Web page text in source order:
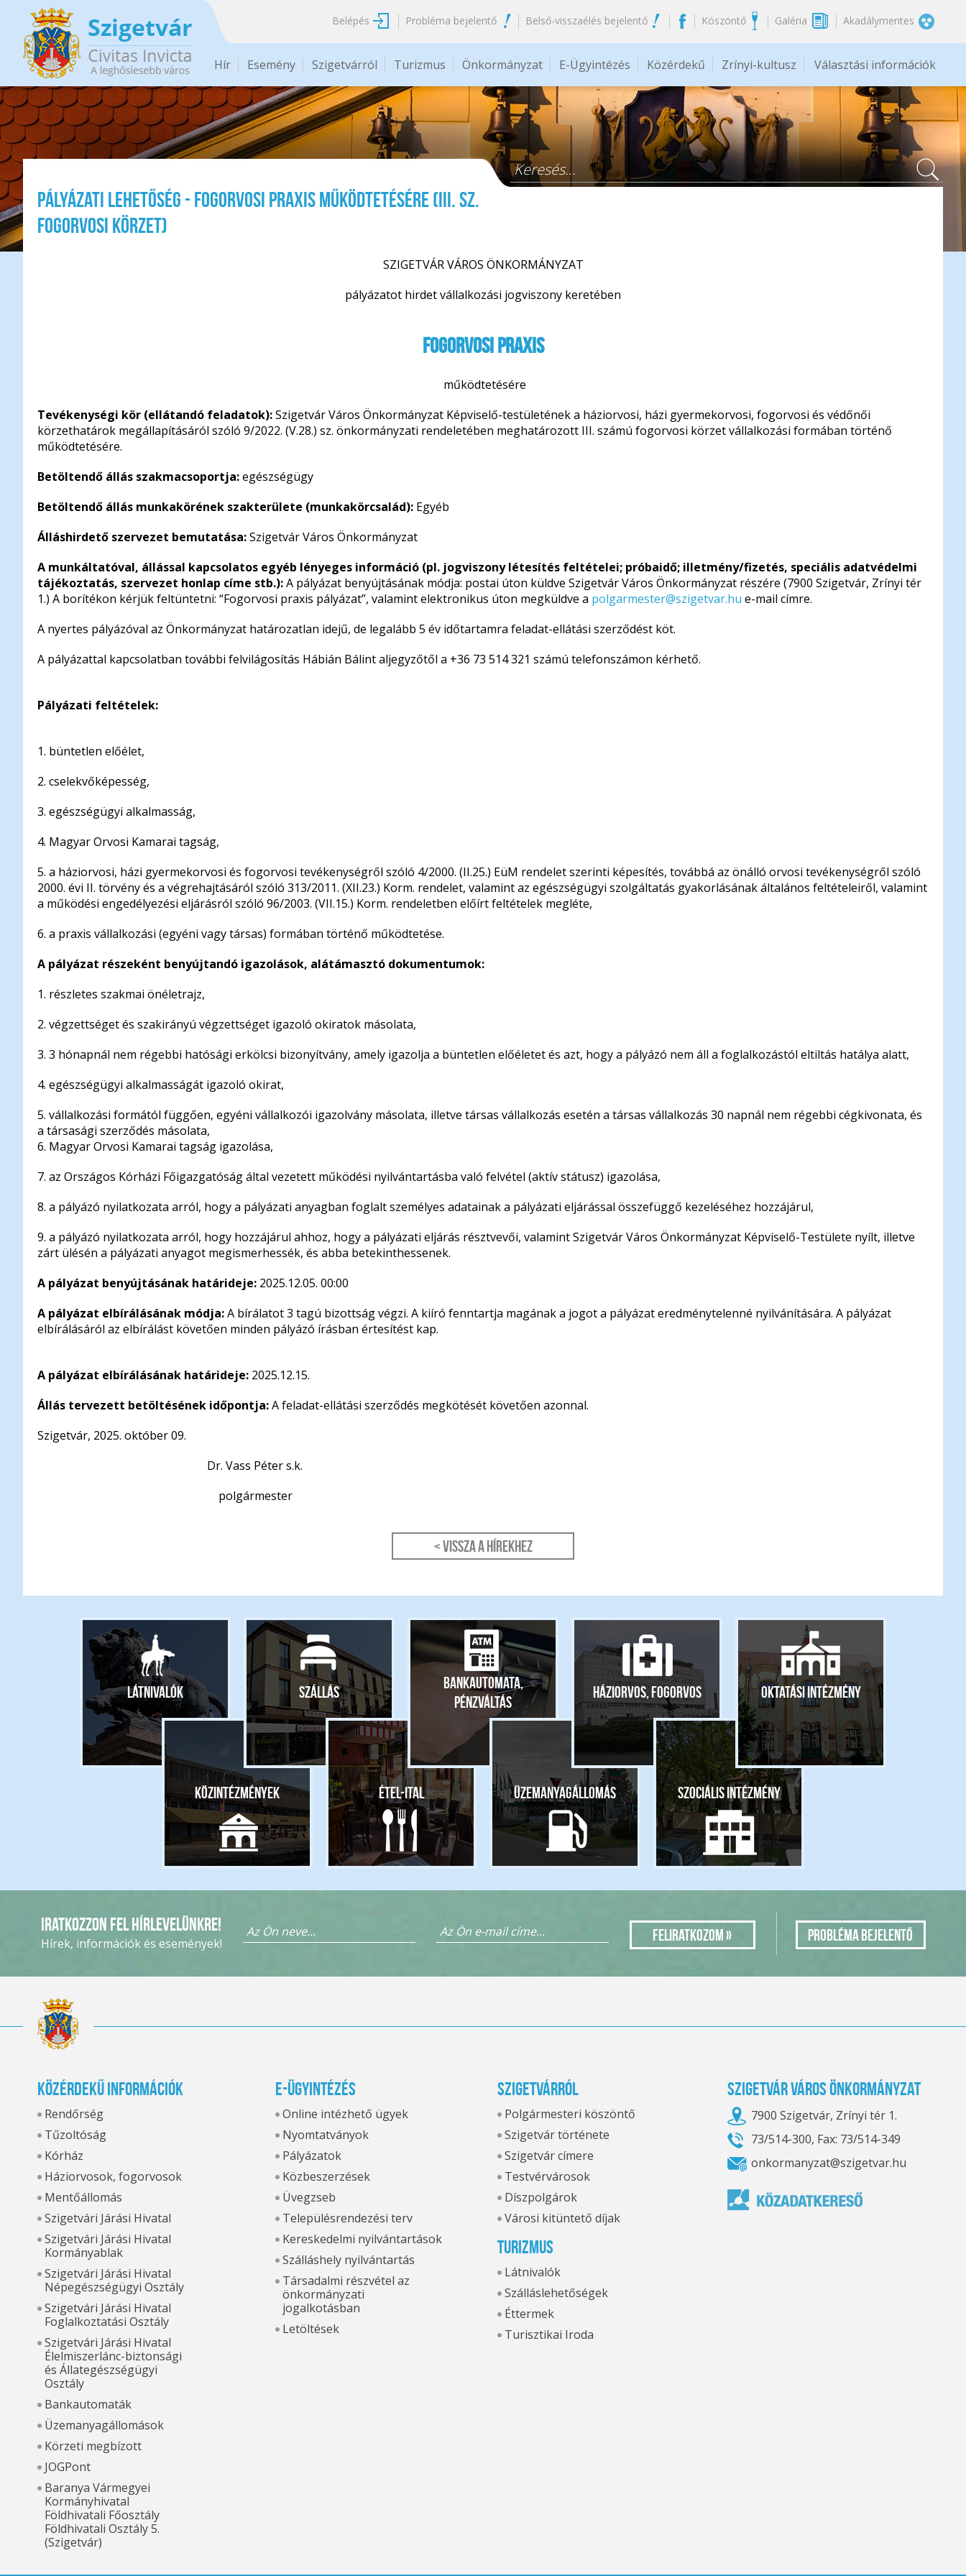
Ugrás a tartalomra
Belépés Probléma bejelentő Belső-visszaélés bejelentő Köszöntő Galéria Akadálymentes
Hír Esemény Szigetvárról Turizmus Önkormányzat E-Ügyintézés Közérdekű Zrínyi-kultusz Választási információk
Keresés űrlap
Pályázati lehetőség - fogorvosi praxis működtetésére (III. sz.
fogorvosi körzet)
SZIGETVÁR VÁROS ÖNKORMÁNYZAT
pályázatot hirdet vállalkozási jogviszony keretében
fogorvosi praxis
működtetésére
Tevékenységi kör (ellátandó feladatok):Szigetvár Város Önkormányzat Képviselő-testületének a háziorvosi, házi gyermekorvosi, fogorvosi és védőnői
körzethatárok megállapításáról szóló 9/2022. (V.28.) sz. önkormányzati rendeletében meghatározott III. számú fogorvosi körzet vállalkozási formában történő
működtetésére.
Betöltendő állás szakmacsoportja:egészségügy
Betöltendő állás munkakörének szakterülete (munkakörcsalád): Egyéb
Álláshirdető szervezet bemutatása:Szigetvár Város Önkormányzat
A munkáltatóval, állással kapcsolatos egyéb lényeges információ (pl. jogviszony létesítés feltételei; próbaidő; illetmény/fizetés, speciális adatvédelmi
tájékoztatás, szervezet honlap címe stb.):A pályázat benyújtásának módja: postai úton küldve Szigetvár Város Önkormányzat részére (7900 Szigetvár, Zrínyi tér
1.) A borítékon kérjük feltüntetni: “Fogorvosi praxis pályázat”, valamint elektronikus úton megküldve a polgarmester@szigetvar.hu e-mail címre.
A nyertes pályázóval az Önkormányzat határozatlan idejű, de legalább 5 év időtartamra feladat-ellátási szerződést köt.
A pályázattal kapcsolatban további felvilágosítás Hábián Bálint aljegyzőtől a +36 73 514 321 számú telefonszámon kérhető.
Pályázati feltételek:
1. büntetlen előélet,
2. cselekvőképesség,
3. egészségügyi alkalmasság,
4. Magyar Orvosi Kamarai tagság,
5. a háziorvosi, házi gyermekorvosi és fogorvosi tevékenységről szóló 4/2000. (II.25.) EüM rendelet szerinti képesítés, továbbá az önálló orvosi tevékenységről szóló
2000. évi II. törvény és a végrehajtásáról szóló 313/2011. (XII.23.) Korm. rendelet, valamint az egészségügyi szolgáltatás gyakorlásának általános feltételeiről, valamint
a működési engedélyezési eljárásról szóló 96/2003. (VII.15.) Korm. rendeletben előírt feltételek megléte,
6. a praxis vállalkozási (egyéni vagy társas) formában történő működtetése.
A pályázat részeként benyújtandó igazolások, alátámasztó dokumentumok:
1. részletes szakmai önéletrajz,
2. végzettséget és szakirányú végzettséget igazoló okiratok másolata,
3. 3 hónapnál nem régebbi hatósági erkölcsi bizonyítvány, amely igazolja a büntetlen előéletet és azt, hogy a pályázó nem áll a foglalkozástól eltiltás hatálya alatt,
4. egészségügyi alkalmasságát igazoló okirat,
5. vállalkozási formától függően, egyéni vállalkozói igazolvány másolata, illetve társas vállalkozás esetén a társas vállalkozás 30 napnál nem régebbi cégkivonata, és
a társasági szerződés másolata,
6. Magyar Orvosi Kamarai tagság igazolása,
7. az Országos Kórházi Főigazgatóság által vezetett működési nyilvántartásba való felvétel (aktív státusz) igazolása,
8. a pályázó nyilatkozata arról, hogy a pályázati anyagban foglalt személyes adatainak a pályázati eljárással összefüggő kezeléséhez hozzájárul,
9. a pályázó nyilatkozata arról, hogy hozzájárul ahhoz, hogy a pályázati eljárás résztvevői, valamint Szigetvár Város Önkormányzat Képviselő-Testülete nyílt, illetve
zárt ülésén a pályázati anyagot megismerhessék, és abba betekinthessenek.
A pályázat benyújtásának határideje: 2025.12.05. 00:00
A pályázat elbírálásának módja:A bírálatot 3 tagú bizottság végzi. A kiíró fenntartja magának a jogot a pályázat eredménytelenné nyilvánítására. A pályázat
elbírálásáról az elbírálást követően minden pályázó írásban értesítést kap.
A pályázat elbírálásának határideje: 2025.12.15.
Állás tervezett betöltésének időpontja:A feladat-ellátási szerződés megkötését követően azonnal.
Szigetvár, 2025. október 09.
Dr. Vass Péter s.k.
polgármester
< Vissza a hírekhez
Látnivalók
Közintézmények
Szállás
Étel-ital
Bankautomata,
pénzváltás
Üzemanyagállomás
Háziorvos, fogorvos
Szociális intézmény
Oktatási intézmény
Iratkozzon fel hírlevelünkre!
Hírek, információk és események! Probléma bejelentő
Közérdekű információk
Rendőrség
Tűzoltóság
Kórház
Háziorvosok, fogorvosok
Mentőállomás
Szigetvári Járási Hivatal
Szigetvári Járási Hivatal
Kormányablak
Szigetvári Járási Hivatal
Népegészségügyi Osztály
Szigetvári Járási Hivatal
Foglalkoztatási Osztály
Szigetvári Járási Hivatal
Élelmiszerlánc-biztonsági
és Állategészségügyi
Osztály
Bankautomaták
Üzemanyagállomások
Körzeti megbízott
JOGPont
Baranya Vármegyei
Kormányhivatal
Földhivatali Főosztály
Földhivatali Osztály 5.
(Szigetvár)
E-ügyintézés
Online intézhető ügyek
Nyomtatványok
Pályázatok
Közbeszerzések
Üvegzseb
Településrendezési terv
Kereskedelmi nyilvántartások
Szálláshely nyilvántartás
Társadalmi részvétel az
önkormányzati
jogalkotásban
Letöltések
Szigetvárról
Polgármesteri köszöntő
Szigetvár története
Szigetvár címere
Testvérvárosok
Díszpolgárok
Városi kitüntető díjak
Turizmus
Látnivalók
Szálláslehetőségek
Éttermek
Turisztikai Iroda
Szigetvár Város Önkormányzat
7900 Szigetvár, Zrínyi tér 1.
73/514-300, Fax: 73/514-349
onkormanyzat@szigetvar.hu